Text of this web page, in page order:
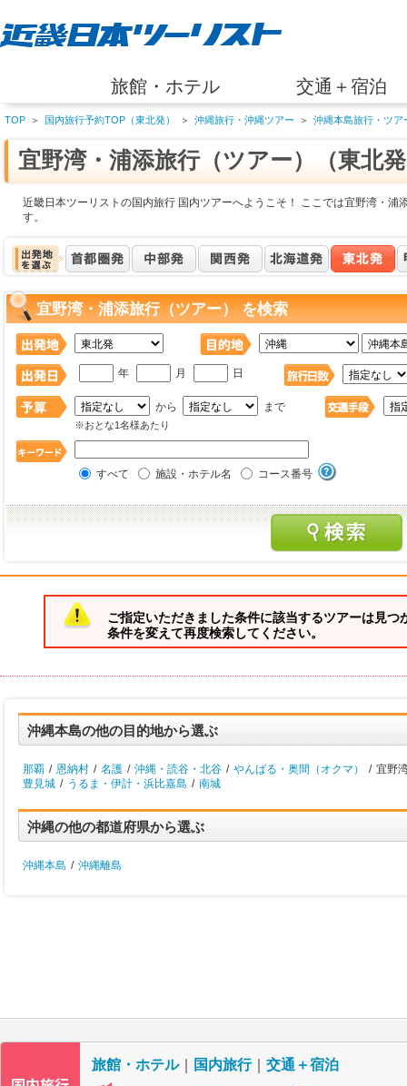
旅館・ホテル 交通＋宿泊
TOP ＞ 国内旅行予約TOP（東北発） ＞ 沖縄旅行・沖縄ツアー ＞ 沖縄本島旅行・ツア
宜野湾・浦添旅行（ツアー）（東北
近畿日本ツーリストの国内旅行 国内ツアーへようこそ！ ここでは宜野湾・浦
す。
宜野湾・浦添旅行（ツアー） を検索
年 月 日
から まで
※おとな1名様あたり
すべて 施設・ホテル名 コース番号
ご指定いただきました条件に該当するツアーは見つ
条件を変えて再度検索してください。
沖縄本島の他の目的地から選ぶ
那覇 / 恩納村 / 名護 / 沖縄・読谷・北谷 / やんばる・奥間（オクマ） / 宜野
豊見城 / うるま・伊計・浜比嘉島 / 南城
沖縄の他の都道府県から選ぶ
沖縄本島 / 沖縄離島
旅館・ホテル｜ 国内旅行｜ 交通＋宿泊